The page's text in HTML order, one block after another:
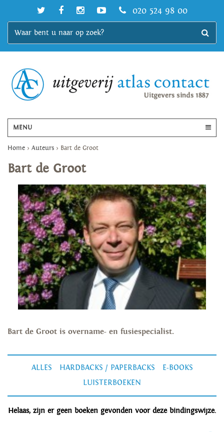
020 524 98 00
MENU
Home > Auteurs > Bart de Groot
Bart de Groot
Bart de Groot is overname- en fusiespecialist.
ALLES HARDBACKS / PAPERBACKS
E-BOOKS
LUISTERBOEKEN
Helaas, zijn er geen boeken gevonden voor deze bindingswijze.